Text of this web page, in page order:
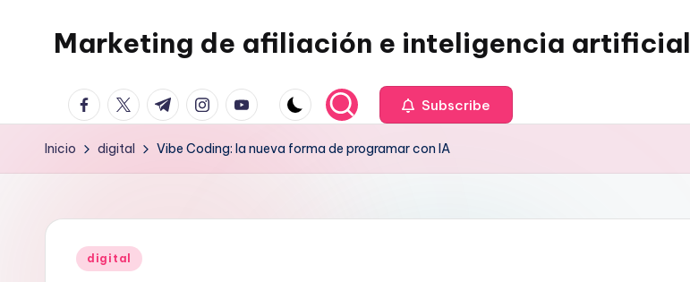
contenido
Marketing de afiliación e inteligencia artificial
facebook.com
twitter.com
t.me instagram.com
youtube.com Subscribe
Inicio digital Vibe Coding: la nueva forma de programar con IA
Publicado
digital